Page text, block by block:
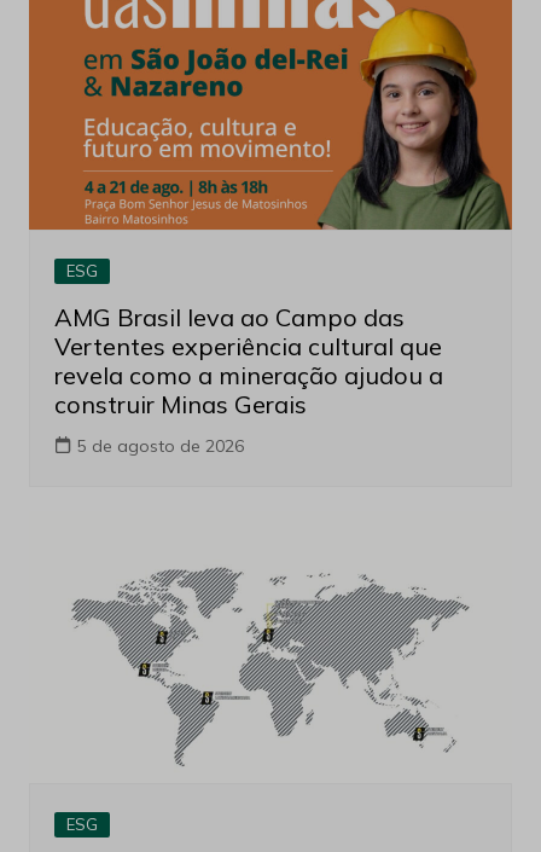
ESG
AMG Brasil leva ao Campo das
Vertentes experiência cultural que
revela como a mineração ajudou a
construir Minas Gerais
5 de agosto de 2026
ESG